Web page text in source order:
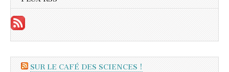
SUR LE CAFÉ DES SCIENCES !